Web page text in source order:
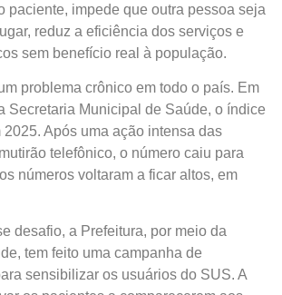
paciente, impede que outra pessoa seja
reduz a eficiência dos serviços e
sem benefício real à população.
problema crônico em todo o país. Em
Secretaria Municipal de Saúde, o índice
Após uma ação intensa das
telefônico, o número caiu para
números voltaram a ficar altos, em
desafio, a Prefeitura, por meio da
tem feito uma campanha de
sensibilizar os usuários do SUS. A